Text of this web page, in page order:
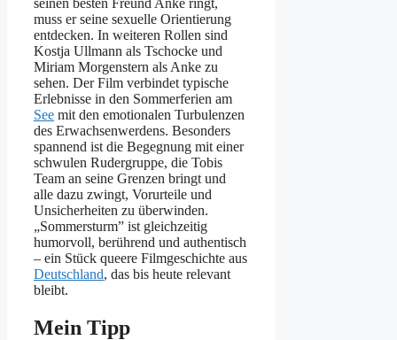
seinen besten Freund Anke ringt,
muss er seine sexuelle Orientierung
entdecken. In weiteren Rollen sind
Kostja Ullmann als Tschocke und
Miriam Morgenstern als Anke zu
sehen. Der Film verbindet typische
Erlebnisse in den Sommerferien am
See mit den emotionalen Turbulenzen
des Erwachsenwerdens. Besonders
spannend ist die Begegnung mit einer
schwulen Rudergruppe, die Tobis
Team an seine Grenzen bringt und
alle dazu zwingt, Vorurteile und
Unsicherheiten zu überwinden.
„Sommersturm” ist gleichzeitig
humorvoll, berührend und authentisch
– ein Stück queere Filmgeschichte aus
Deutschland, das bis heute relevant
bleibt.
Mein Tipp